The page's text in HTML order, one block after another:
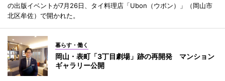
の出版イベントが7月26日、タイ料理店「Ubon（ウボン）」（岡山市
北区牟佐）で開かれた。
暮らす・働く
岡山・表町「3丁目劇場」跡の再開発 マンション
ギャラリー公開